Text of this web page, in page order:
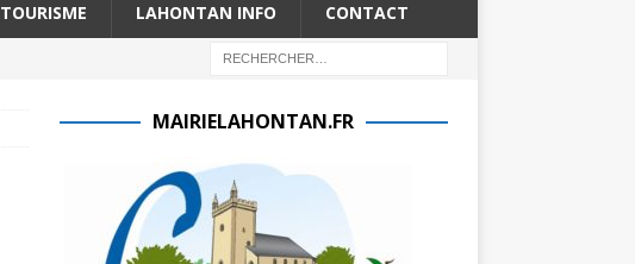
TOURISME LAHONTAN INFO CONTACT
MAIRIELAHONTAN.FR